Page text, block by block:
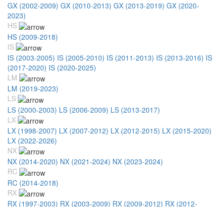
GX (2002-2009) GX (2010-2013) GX (2013-2019) GX (2020-
2023)
HS
HS (2009-2018)
IS
IS (2003-2005) IS (2005-2010) IS (2011-2013) IS (2013-2016) IS
(2017-2020) IS (2020-2025)
LM
LM (2019-2023)
LS
LS (2000-2003) LS (2006-2009) LS (2013-2017)
LX
LX (1998-2007) LX (2007-2012) LX (2012-2015) LX (2015-2020)
LX (2022-2026)
NX
NX (2014-2020) NX (2021-2024) NX (2023-2024)
RC
RC (2014-2018)
RX
RX (1997-2003) RX (2003-2009) RX (2009-2012) RX (2012-